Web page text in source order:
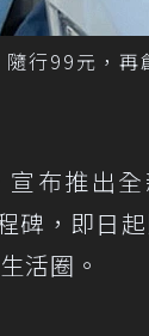
行99元，再
布推出
碑，即日
活圈。